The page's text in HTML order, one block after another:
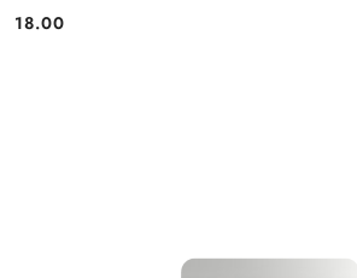
Cena:
18.00